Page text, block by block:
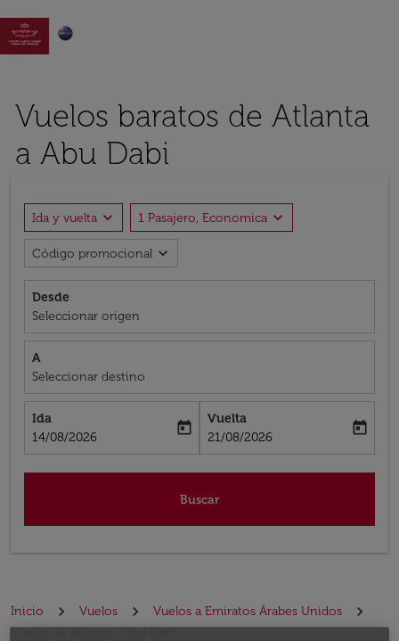

Vuelos baratos de Atlanta
a Abu Dabi
Ida y vuelta expand_more 1 Pasajero, Economica expand_more
Código promocional expand_more
Desde
Seleccionar origen
A
Seleccionar destino
Ida
fc-booking-departure-date-aria-label
14/08/2026
today
Vuelta
fc-booking-return-date-aria-label
21/08/2026
today
Buscar
Inicio Vuelos
Vuelos a Emiratos Árabes Unidos
Vuelos de Atlanta a Abu Dabi